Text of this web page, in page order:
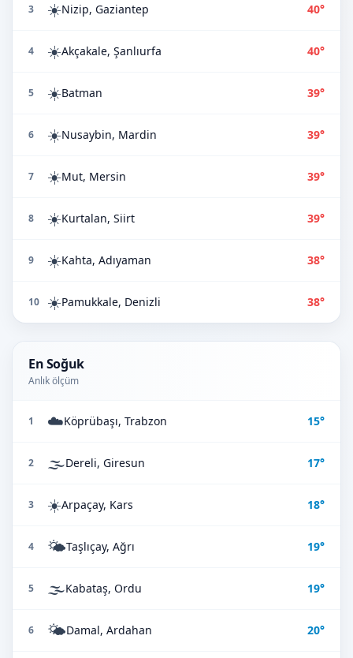
3 ☀️Nizip, Gaziantep 40°
4 ☀️Akçakale, Şanlıurfa 40°
5 ☀️Batman 39°
6 ☀️Nusaybin, Mardin 39°
7 ☀️Mut, Mersin 39°
8 ☀️Kurtalan, Siirt 39°
9 ☀️Kahta, Adıyaman 38°
10 ☀️Pamukkale, Denizli 38°
En Soğuk
Anlık ölçüm
1 ☁️Köprübaşı, Trabzon 15°
2 🌫️Dereli, Giresun 17°
3 ☀️Arpaçay, Kars 18°
4 🌤️Taşlıçay, Ağrı 19°
5 🌫️Kabataş, Ordu 19°
6 🌤️Damal, Ardahan 20°